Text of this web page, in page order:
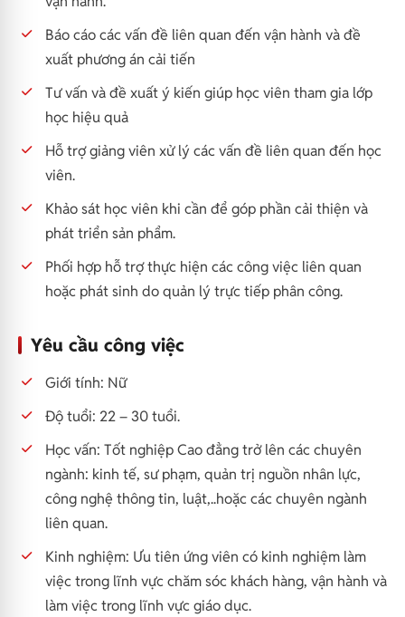
Báo cáo các vấn đề liên quan đến vận hành và đề
xuất phương án cải tiến
Tư vấn và đề xuất ý kiến giúp học viên tham gia lớp
học hiệu quả
Hỗ trợ giảng viên xử lý các vấn đề liên quan đến học
viên.
Khảo sát học viên khi cần để góp phần cải thiện và
phát triển sản phẩm.
Phối hợp hỗ trợ thực hiện các công việc liên quan
hoặc phát sinh do quản lý trực tiếp phân công.
Yêu cầu công việc
Giới tính: Nữ
Độ tuổi: 22 – 30 tuổi.
Học vấn: Tốt nghiệp Cao đẳng trở lên các chuyên
ngành: kinh tế, sư phạm, quản trị nguồn nhân lực,
công nghệ thông tin, luật,..hoặc các chuyên ngành
liên quan.
Kinh nghiệm: Ưu tiên ứng viên có kinh nghiệm làm
việc trong lĩnh vực chăm sóc khách hàng, vận hành và
làm việc trong lĩnh vực giáo dục.